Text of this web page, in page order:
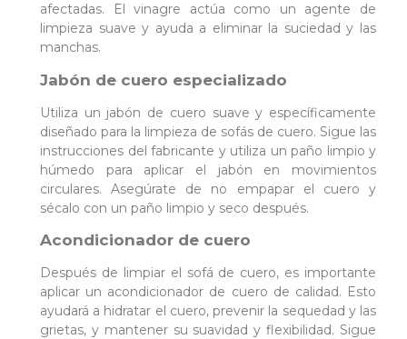
afectadas. El vinagre actúa como un agente de
limpieza suave y ayuda a eliminar la suciedad y las
manchas.
Jabón de cuero especializado
Utiliza un jabón de cuero suave y específicamente
diseñado para la limpieza de sofás de cuero. Sigue las
instrucciones del fabricante y utiliza un paño limpio y
húmedo para aplicar el jabón en movimientos
circulares. Asegúrate de no empapar el cuero y
sécalo con un paño limpio y seco después.
Acondicionador de cuero
Después de limpiar el sofá de cuero, es importante
aplicar un acondicionador de cuero de calidad. Esto
ayudará a hidratar el cuero, prevenir la sequedad y las
grietas, y mantener su suavidad y flexibilidad. Sigue